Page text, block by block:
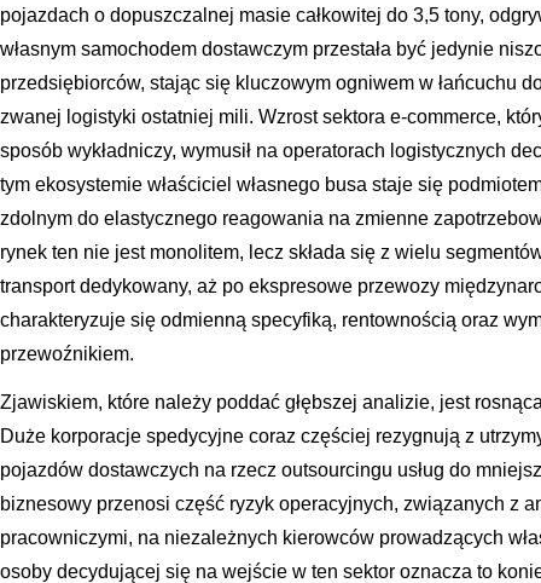
pojazdach o dopuszczalnej masie całkowitej do 3,5 tony,
własnym samochodem dostawczym przestała być jedynie
przedsiębiorców, stając się kluczowym ogniwem w łańcuchu
zwanej logistyki ostatniej mili. Wzrost sektora e-commerce,
sposób wykładniczy, wymusił na operatorach logistycznych
tym ekosystemie właściciel własnego busa staje się
zdolnym do elastycznego reagowania na zmienne
rynek ten nie jest monolitem, lecz składa się z wielu
transport dedykowany, aż po ekspresowe przewozy
charakteryzuje się odmienną specyfiką, rentownością oraz
przewoźnikiem.
Zjawiskiem, które należy poddać głębszej analizie, jest
Duże korporacje spedycyjne coraz częściej rezygnują z
pojazdów dostawczych na rzecz outsourcingu usług do
biznesowy przenosi część ryzyk operacyjnych, związanych z
pracowniczymi, na niezależnych kierowców prowadzących
osoby decydującej się na wejście w ten sektor oznacza to